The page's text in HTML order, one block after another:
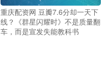
重庆配资网 豆瓣7.6分却一天下
线？《群星闪耀时》不是质量翻
车，而是宣发失能教科书